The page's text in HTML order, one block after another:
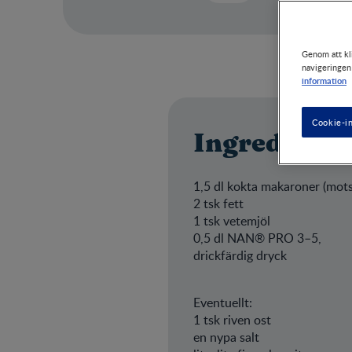
1,5 dl kokta makaroner
2 tsk fett
1 tsk vetemjöl
0,5 dl NAN® PRO 3–5,
drickfärdig dryck
Eventuellt:
1 tsk riven ost
en nypa salt
Genom att
information
Cookie-